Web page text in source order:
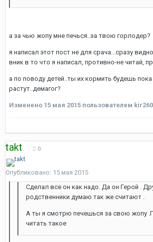
а за чью жопу мне печься..за твою горлодер?
я написал этот пост не для срача...сразу
вник в то что я написал, противно-не читай,
а по поводу детей..ты их кормить будешь пока
растут..демагог?
Изменено 15 мая 2015 пользователем
takt 0
Опубликовано: 15 мая 2015
Сделал все он как надо. Да он Герой .
родственники думаю так же считают .
А ты я смотрю печешься за свою жопу
читать такое